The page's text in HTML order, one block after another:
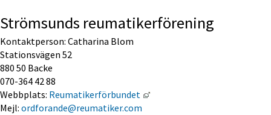
Strömsunds reumatikerförening
Kontaktperson: Catharina Blom
Stationsvägen 52
880 50 Backe
070-364 42 88
Webbplats: Reumatikerförbundet
Länk till annan webbplats,
Mejl: ordforande@reumatiker.com